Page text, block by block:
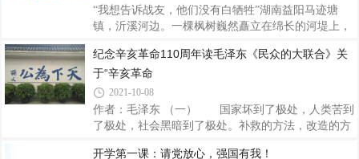
构，各高等院校：《全面加强新时代大中小学劳动教
育重点任务及分工方案》《全面加强和改进新时代学
新时代学校美育工作重点任务及分工方案》已经省政
府同意，现印发给你们，请认真贯彻执行。山东
“我想告诉战友，他们没有白牺牲”湖南益阳马迹塘
镇，沂溪河边。一棵枫树巍然矗立在绵长的河堤上，
摆。枫树下，几只红色的残烛上裹着蜡泪。仔细一
嗅，刘炳贤仿佛还能感受到空气中残存的悲伤情绪。
来了，终于来了。今年9月30日，当年参加过战役的
49军147师440团老战士谢恩华，带着家人和战友，从
广西来到湖南益阳马迹塘，寻访当年的战斗足迹，祭
默肃立。大枫树树干上依稀可见的弹痕，默默诉说着
纪念辛亥革命110周年读毛泽东《民众的大联合》关
于“辛亥革命
2021-10-08
作者：毛泽东 （一） 国家坏到了极处，人类苦到
了极处，社会黑暗到了极处。补救的方法，改造的方
开学第一课：请党放心，强国有我！